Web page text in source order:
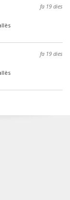
fa 19 dies
fa 19 dies